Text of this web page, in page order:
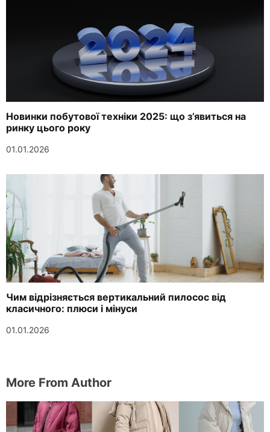
Новинки побутової техніки 2025: що з’явиться на
ринку цього року
01.01.2026
Чим відрізняється вертикальний пилосос від
класичного: плюси і мінуси
01.01.2026
More From Author